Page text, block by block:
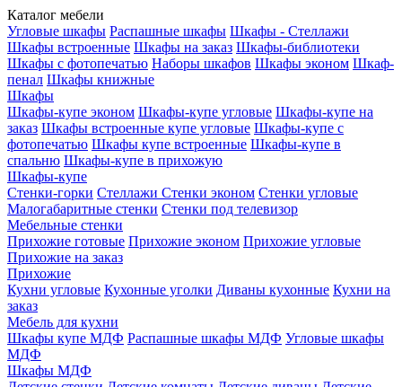
Каталог мебели
Угловые шкафы Распашные шкафы Шкафы - Стеллажи
Шкафы встроенные Шкафы на заказ Шкафы-библиотеки
Шкафы с фотопечатью Наборы шкафов Шкафы эконом Шкаф-
пенал Шкафы книжные
Шкафы
Шкафы-купе эконом Шкафы-купе угловые Шкафы-купе на
заказ Шкафы встроенные купе угловые Шкафы-купе с
фотопечатью Шкафы купе встроенные Шкафы-купе в
спальню Шкафы-купе в прихожую
Шкафы-купе
Стенки-горки Стеллажи Стенки эконом Стенки угловые
Малогабаритные стенки Стенки под телевизор
Мебельные стенки
Прихожие готовые Прихожие эконом Прихожие угловые
Прихожие на заказ
Прихожие
Кухни угловые Кухонные уголки Диваны кухонные Кухни на
заказ
Мебель для кухни
Шкафы купе МДФ Распашные шкафы МДФ Угловые шкафы
МДФ
Шкафы МДФ